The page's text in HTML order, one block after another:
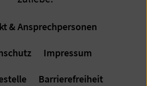
& Ansprechpersonen
Impressum
Barrierefreiheit